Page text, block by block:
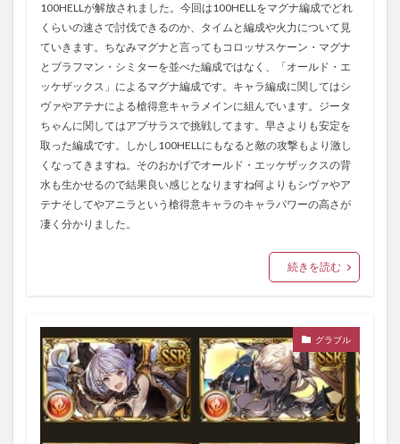
100HELLが解放されました。今回は100HELLをマグナ編成でどれ
くらいの速さで討伐できるのか、タイムと編成や火力について見
ていきます。ちなみマグナと言ってもコロッサスケーン・マグナ
とブラフマン・シミターを並べた編成ではなく、「オールド・エ
ッケザックス」によるマグナ編成です。キャラ編成に関してはシ
ヴァやアテナによる槍得意キャラメインに組んでいます。ジータ
ちゃんに関してはアプサラスで挑戦してます。早さよりも安定を
取った編成です。しかし100HELLにもなると敵の攻撃もより激し
くなってきますね。そのおかげでオールド・エッケザックスの背
水も生かせるので結果良い感じとなりますね何よりもシヴァやア
テナそしてやアニラという槍得意キャラのキャラパワーの高さが
凄く分かりました。
続きを読む
グラブル